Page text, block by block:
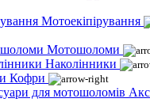
Мотоекіпірування
Мотошоломи
Наколінники
Кофри